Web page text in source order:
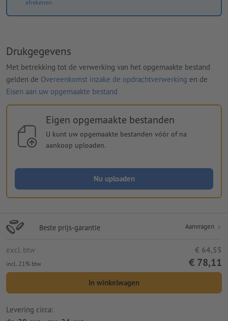
afrekenen.
Drukgegevens
Met betrekking tot de verwerking van het opgemaakte bestand
gelden de Overeenkomst inzake de opdrachtverwerking en de
Eisen aan uw opgemaakte bestand
Eigen opgemaakte bestanden
U kunt uw opgemaakte bestanden vóór of na
aankoop uploaden.
Nu uploaden
Beste prijs-garantie Aanvragen
excl. btw € 64,55
incl. 21% btw € 78,11
In winkelwagen
Levering circa: